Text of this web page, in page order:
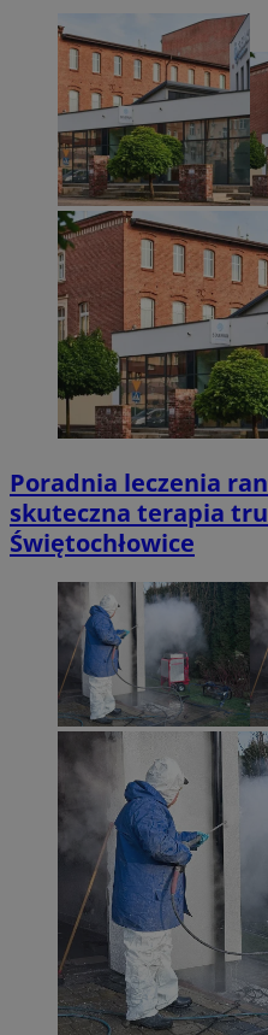
Poradnia leczenia
skuteczna terapia
Świętochłowice